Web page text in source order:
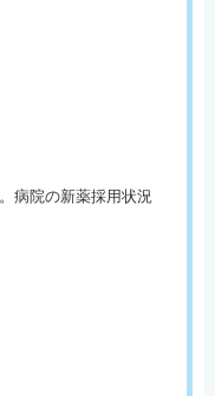
病院の新薬採用状況